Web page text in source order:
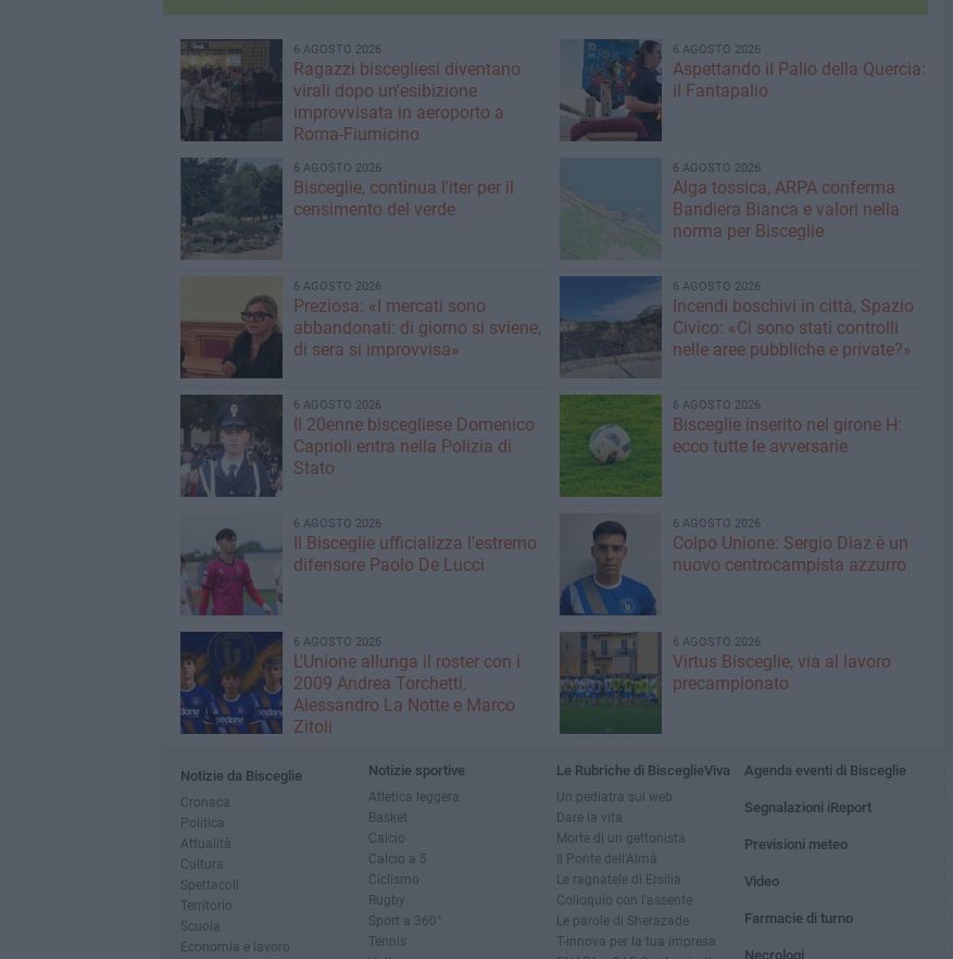
6 AGOSTO 2026
Ragazzi biscegliesi diventano
virali dopo un'esibizione
improvvisata in aeroporto a
Roma-Fiumicino
6 AGOSTO 2026
Aspettando il Palio della Quercia:
il Fantapalio
6 AGOSTO 2026
Bisceglie, continua l'iter per il
censimento del verde
6 AGOSTO 2026
Alga tossica, ARPA conferma
Bandiera Bianca e valori nella
norma per Bisceglie
6 AGOSTO 2026
Preziosa: «I mercati sono
abbandonati: di giorno si sviene,
di sera si improvvisa»
6 AGOSTO 2026
Incendi boschivi in città, Spazio
Civico: «Ci sono stati controlli
nelle aree pubbliche e private?»
6 AGOSTO 2026
Il 20enne biscegliese Domenico
Caprioli entra nella Polizia di
Stato
6 AGOSTO 2026
Bisceglie inserito nel girone H:
ecco tutte le avversarie
6 AGOSTO 2026
Il Bisceglie ufficializza l'estremo
difensore Paolo De Lucci
6 AGOSTO 2026
Colpo Unione: Sergio Diaz è un
nuovo centrocampista azzurro
6 AGOSTO 2026
L'Unione allunga il roster con i
2009 Andrea Torchetti,
Alessandro La Notte e Marco
Zitoli
6 AGOSTO 2026
Virtus Bisceglie, via al lavoro
precampionato
Notizie da Bisceglie
Cronaca
Politica
Attualità
Cultura
Spettacoli
Territorio
Scuola
Economia e lavoro
Notizie sportive
Atletica leggera
Basket
Calcio
Calcio a 5
Ciclismo
Rugby
Sport a 360°
Tennis
Le Rubriche di BisceglieViva
Un pediatra sul web
Dare la vita
Morte di un gettonista
Il Ponte dell'Almà
Le ragnatele di Ersilia
Colloquio con l'assente
Le parole di Sherazade
T-innova per la tua impresa
Agenda eventi di Bisceglie
Segnalazioni iReport
Previsioni meteo
Video
Farmacie di turno
Necrologi